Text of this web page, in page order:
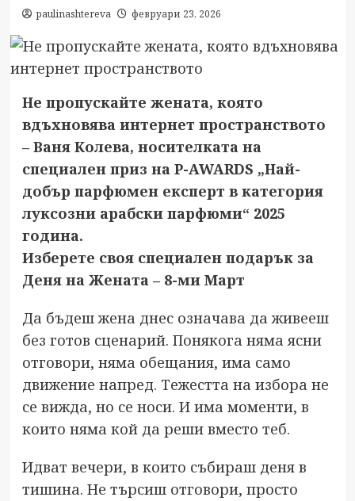
paulinashtereva февруари 23, 2026
Не пропускайте жената, която
вдъхновява интернет пространството
– Ваня Колева, носителката на
специален приз на P-AWARDS „Най-
добър парфюмен експерт в категория
луксозни арабски парфюми“ 2025
година.
Изберете своя специален подарък за
Деня на Жената – 8-ми Март
Да бъдеш жена днес означава да живееш
без готов сценарий. Понякога няма ясни
отговори, няма обещания, има само
движение напред. Тежестта на избора не
се вижда, но се носи. И има моменти, в
които няма кой да реши вместо теб.
Идват вечери, в които събираш деня в
тишина. Не търсиш отговори, просто